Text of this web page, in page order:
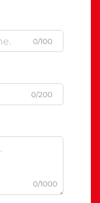
0/100
0/200
0/1000